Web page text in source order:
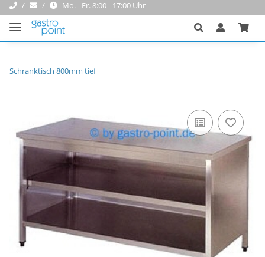
Mo. - Fr. 8:00 - 17:00 Uhr
Schranktisch 800mm tief